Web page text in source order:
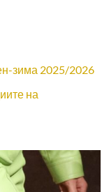
зима 2025/2026
на